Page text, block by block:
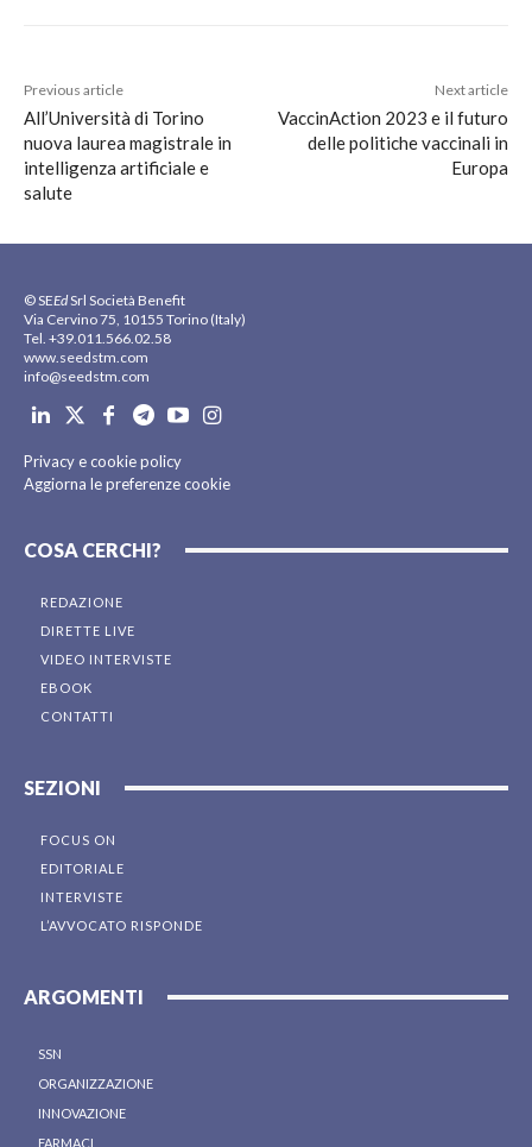
Previous article
All’Università di Torino
nuova laurea magistrale in
intelligenza artificiale e
salute
Next article
VaccinAction 2023 e il futuro
delle politiche vaccinali in
Europa
© SEEdSrl Società Benefit
Via Cervino 75, 10155 Torino (Italy)
Tel. +39.011.566.02.58
www.seedstm.com
info@seedstm.com
Privacy e cookie policy
Aggiorna le preferenze cookie
COSA CERCHI?
REDAZIONE
DIRETTE LIVE
VIDEO INTERVISTE
EBOOK
CONTATTI
SEZIONI
FOCUS ON
EDITORIALE
INTERVISTE
L’AVVOCATO RISPONDE
ARGOMENTI
SSN
ORGANIZZAZIONE
INNOVAZIONE
FARMACI